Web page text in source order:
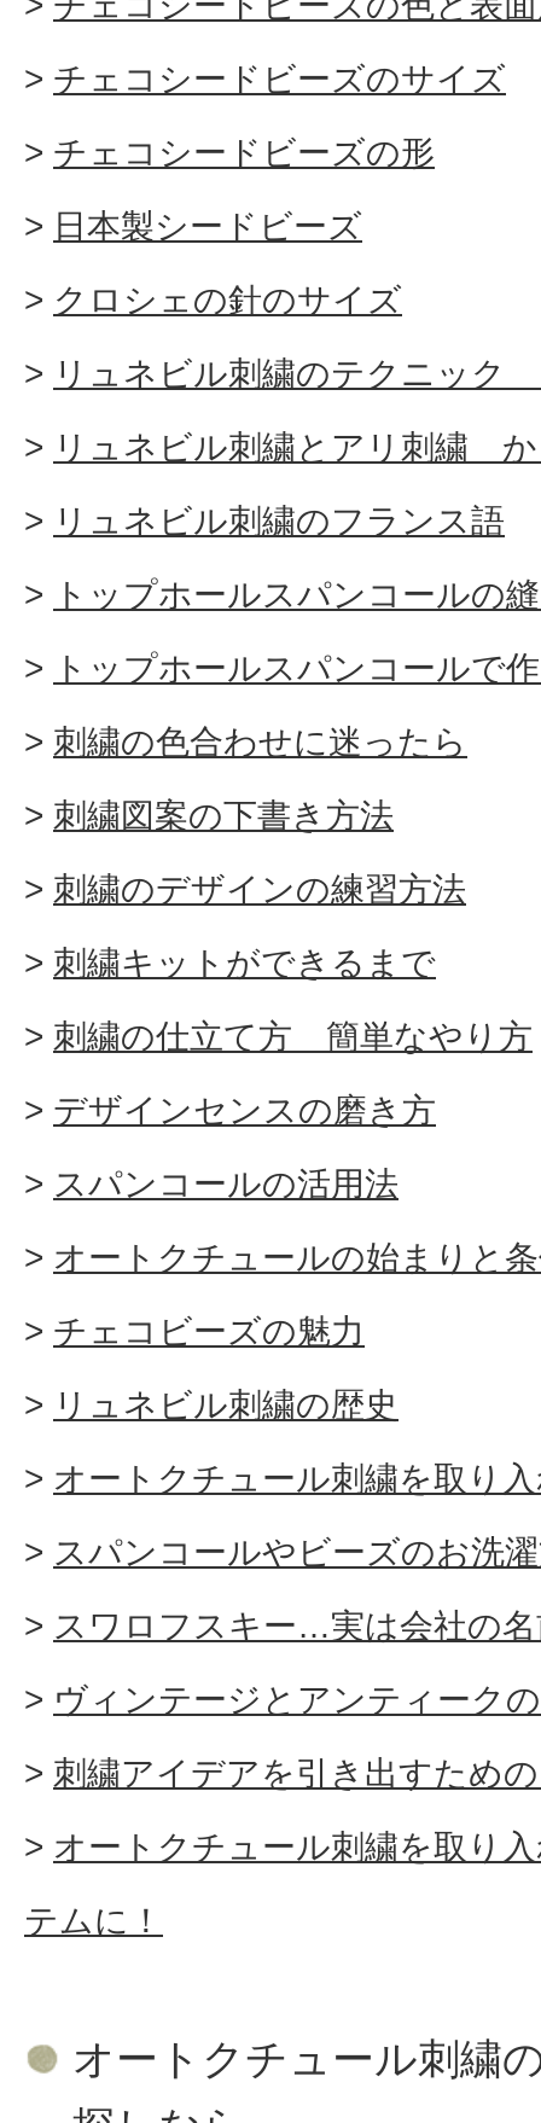
チェコシードビーズのサイズ
チェコシードビーズの形
日本製シードビーズ
クロシェの針のサイズ
リュネビル刺繍のテクニック
リュネビル刺繍とアリ刺繍
リュネビル刺繍のフランス語
トップホールスパンコールの
トップホールスパンコールで
刺繍の色合わせに迷ったら
刺繍図案の下書き方法
刺繍のデザインの練習方法
刺繍キットができるまで
刺繍の仕立て方 簡単なやり方
デザインセンスの磨き方
スパンコールの活用法
オートクチュールの始まりと
チェコビーズの魅力
リュネビル刺繍の歴史
オートクチュール刺繍を取り
スパンコールやビーズのお洗
スワロフスキー…実は会社の
ヴィンテージとアンティーク
刺繍アイデアを引き出すため
オートクチュール刺繍を取り
テムに！
オートクチュール刺繍